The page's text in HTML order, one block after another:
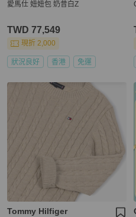
愛馬仕 妞妞包 奶昔白Z
TWD 77,549
現折 2,000
狀況良好 香港 免運
Tommy Hilfiger